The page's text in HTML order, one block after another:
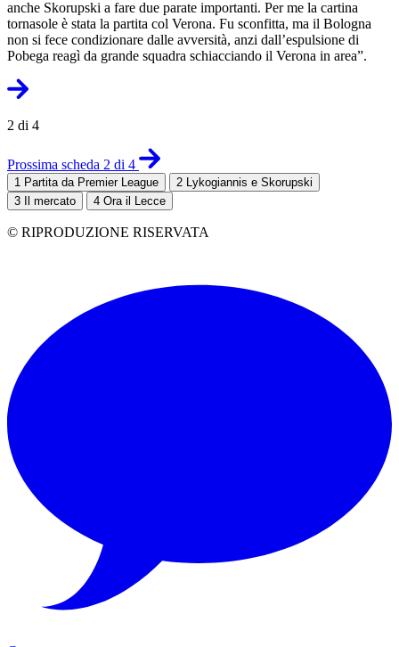
anche Skorupski a fare due parate importanti. Per me la cartina
tornasole è stata la partita col Verona. Fu sconfitta, ma il Bologna
non si fece condizionare dalle avversità, anzi dall’espulsione di
Pobega reagì da grande squadra schiacciando il Verona in area”.
2 di 4
Prossima scheda 2 di 4
1 Partita da Premier League 2
Lykogiannis e Skorupski
3
Il mercato 4 Ora il Lecce
© RIPRODUZIONE RISERVATA